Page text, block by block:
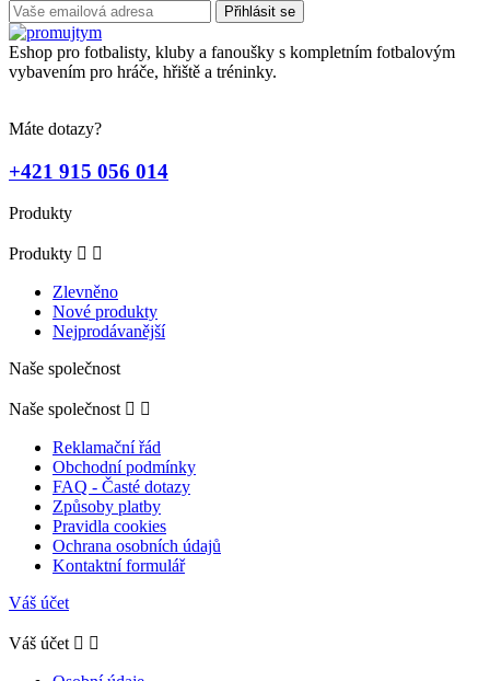
Eshop pro fotbalisty, kluby a fanoušky s kompletním fotbalovým
vybavením pro hráče, hřiště a tréninky.
Máte dotazy?
+421 915 056 014
Produkty
Produkty  
Zlevněno
Nové produkty
Nejprodávanější
Naše společnost
Naše společnost  
Reklamační řád
Obchodní podmínky
FAQ - Časté dotazy
Způsoby platby
Pravidla cookies
Ochrana osobních údajů
Kontaktní formulář
Váš účet
Váš účet  